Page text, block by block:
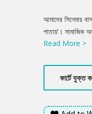
Product
আমাদের সিনেমার
পাতায়’। সামাজিক
আলোচনা করেছেন
লেখকের এই চেষ্টা
Read More >
কার্টে যুক্ত